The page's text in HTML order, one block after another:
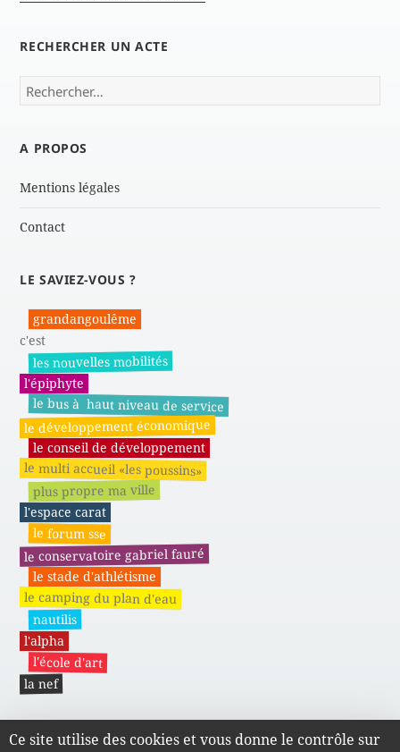
RECHERCHER UN ACTE
Rechercher :
A PROPOS
Mentions légales
Contact
LE SAVIEZ-VOUS ?
grandangoulême
c'est
les nouvelles mobilités
l'épiphyte
le bus à haut niveau de service
le développement économique
le conseil de développement
le multi accueil «les poussins»
plus propre ma ville
l'espace carat
le forum sse
le conservatoire gabriel fauré
le stade d'athlétisme
le camping du plan d'eau
nautilis
l'alpha
l'école d'art
la nef
Actes administratifs du SMAPE
Ce site utilise des cookies et vous donne le contrôle sur